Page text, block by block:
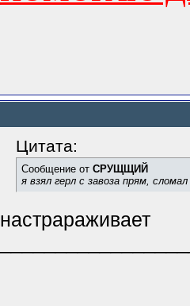
Цитата:
Сообщение от СРУЩЩИЙ
я взял герл с завоза прям,
настрараживает